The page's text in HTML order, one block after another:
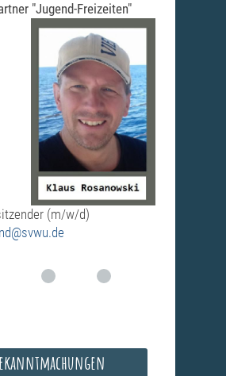
"Jugend-Freizeiten"
(m/w/d)